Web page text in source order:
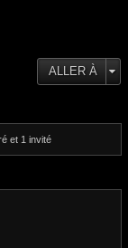
ALLER À
et 1 invité